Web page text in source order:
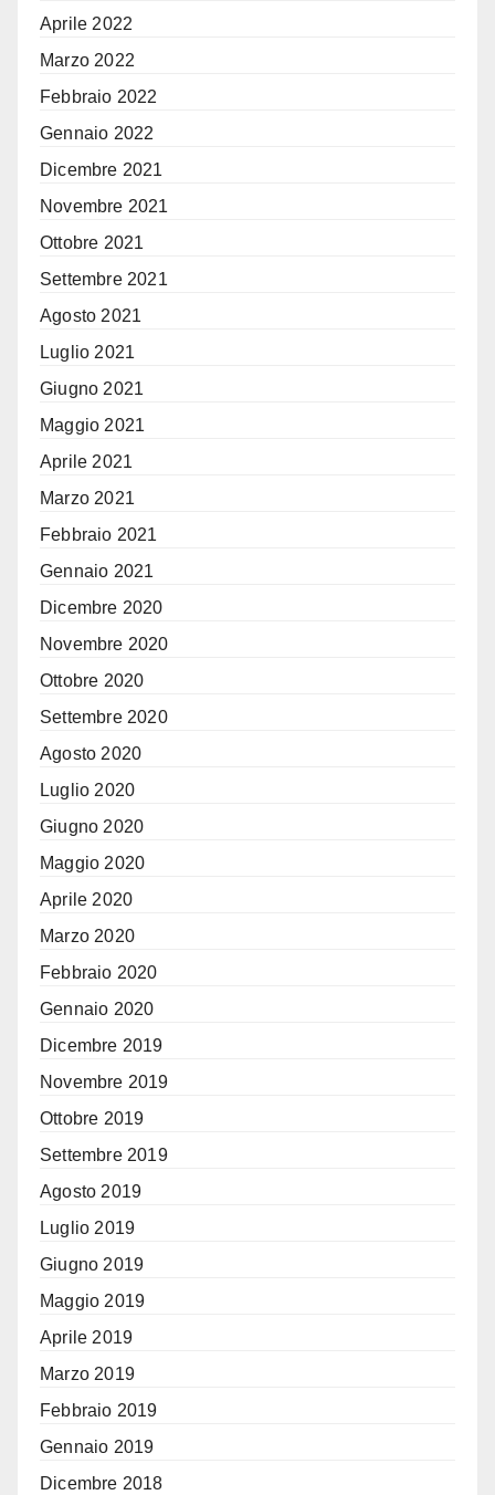
Aprile 2022
Marzo 2022
Febbraio 2022
Gennaio 2022
Dicembre 2021
Novembre 2021
Ottobre 2021
Settembre 2021
Agosto 2021
Luglio 2021
Giugno 2021
Maggio 2021
Aprile 2021
Marzo 2021
Febbraio 2021
Gennaio 2021
Dicembre 2020
Novembre 2020
Ottobre 2020
Settembre 2020
Agosto 2020
Luglio 2020
Giugno 2020
Maggio 2020
Aprile 2020
Marzo 2020
Febbraio 2020
Gennaio 2020
Dicembre 2019
Novembre 2019
Ottobre 2019
Settembre 2019
Agosto 2019
Luglio 2019
Giugno 2019
Maggio 2019
Aprile 2019
Marzo 2019
Febbraio 2019
Gennaio 2019
Dicembre 2018